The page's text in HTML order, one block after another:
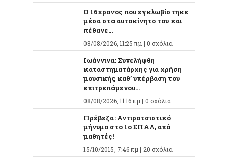
O 16χρονος που εγκλωβίστηκε
μέσα στο αυτοκίνητο του και
πέθανε...
08/08/2026, 11:25 πμ | 0 σχόλια
Ιωάννινα: Συνελήφθη
καταστηματάρχης για χρήση
μουσικής καθ’ υπέρβαση του
επιτρεπόμενου...
08/08/2026, 11:16 πμ | 0 σχόλια
Πρέβεζα: Αντιρατσιστικό
μήνυμα στο 1ο ΕΠΑΛ, από
μαθητές!
15/10/2015, 7:46 πμ | 20 σχόλια